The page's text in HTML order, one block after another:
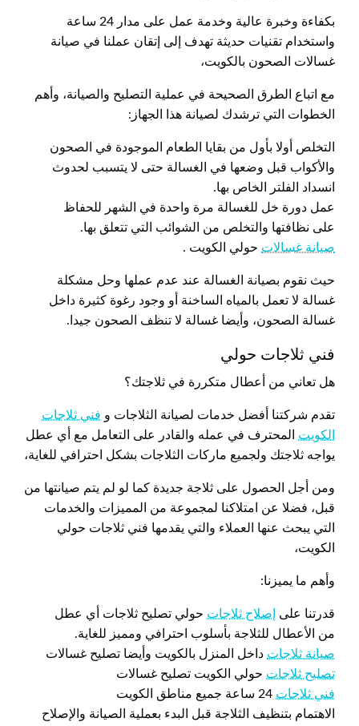
بكفاءة وخبرة عالية وخدمة عمل على مدار 24 ساعة
واستخدام تقنيات حديثة تهدف إلى إتقان عملنا في صيانة
غسالات الصحون بالكويت،
مع اتباع الطرق الصحيحة في عملية التصليح والصيانة، وأهم
الخطوات التي ترشدك لصيانة هذا الجهاز:
التخلص أولا بأول من بقايا الطعام الموجودة في الصحون
والأكواب قبل وضعها في الغسالة حتى لا يتسبب لحدوث
انسداد الفلتر الخاص بها.
عمل دورة خل للغسالة مرة واحدة في الشهر للحفاظ
على نظافتها والتخلص من الشوائب التي تتعلق بها.
صيانة غسالات حولي الكويت .
حيث نقوم بصيانة الغسالة عند عدم عملها وحل مشكلة
غسالة لا تعمل بالمياه الساخنة أو وجود رغوة كثيرة داخل
غسالة الصحون، وأيضا غسالة لا تنظف الصحون جيدا.
فني ثلاجات حولي
هل تعاني من أعطال متكررة في ثلاجتك؟
تقدم شركتنا أفضل خدمات لصيانة الثلاجات و فني ثلاجات
الكويت المحترف في عمله والقادر على التعامل مع أي عطل
يواجه ثلاجتك ولجميع ماركات الثلاجات بشكل احترافي للغاية،
ومن أجل الحصول على ثلاجة جديدة كما لو لم يتم صيانتها من
قبل، فضلا عن امتلاكنا لمجموعة من المميزات والخدمات
التي يبحث عنها العملاء والتي يقدمها فني ثلاجات حولي
الكويت،
وأهم ما يميزنا:
قدرتنا على إصلاح ثلاجات حولي تصليح ثلاجات أي عطل
من الأعطال للثلاجة بأسلوب احترافي ومميز للغاية.
صيانة ثلاجات داخل المنزل بالكويت وأيضا تصليح غسالات
تصليح ثلاجات حولي الكويت تصليح غسالات
فني ثلاجات
الاهتمام بتنظيف الثلاجة قبل البدء بعملية الصيانة والإصلاح